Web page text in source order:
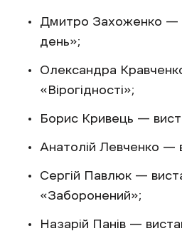
Дмитро Захоженко —
день»;
Олександра
«Вірогідності»;
Борис Кривець —
Анатолій Левченко —
Сергій Павлюк —
«Заборонений»;
Назарій Панів —